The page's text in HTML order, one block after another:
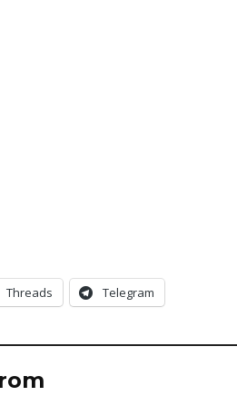
Threads Telegram